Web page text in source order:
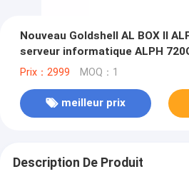
Nouveau Goldshell AL BOX II
serveur informatique ALPH
Prix：2999 MOQ：1
meilleur prix
Description De Produit